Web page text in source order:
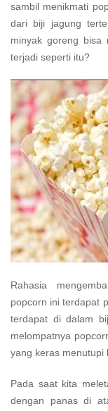
sambil menikmati
dari biji jagung
minyak goreng bisa
terjadi seperti itu?
Rahasia
popcorn ini terdapat
terdapat di dalam
melompatnya
yang keras menutupi
Pada saat kita
dengan panas di